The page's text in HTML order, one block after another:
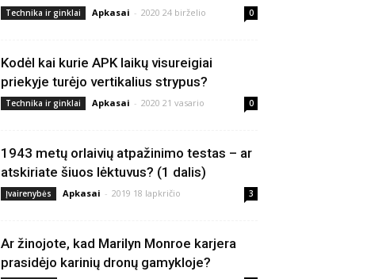
Technika ir ginklai Apkasai - 2020 24 birželio 0
Kodėl kai kurie APK laikų visureigiai
priekyje turėjo vertikalius strypus?
Technika ir ginklai Apkasai - 2020 21 vasario 0
1943 metų orlaivių atpažinimo testas – ar
atskiriate šiuos lėktuvus? (1 dalis)
Įvairenybės Apkasai - 2019 18 lapkričio 3
Ar žinojote, kad Marilyn Monroe karjera
prasidėjo karinių dronų gamykloje?